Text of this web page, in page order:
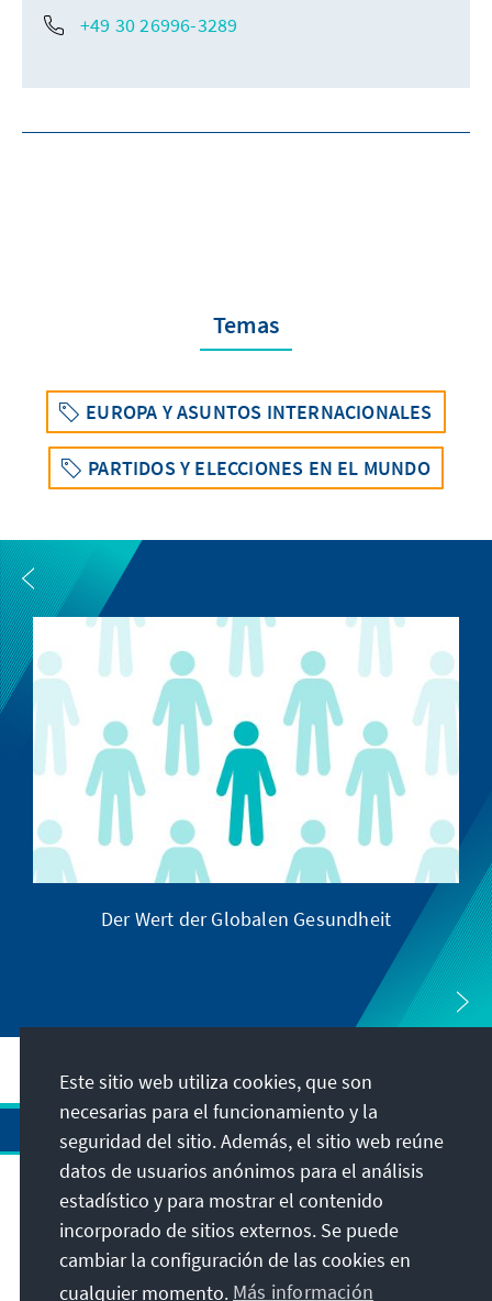
+49 30 26996-3289
Temas
EUROPA Y ASUNTOS INTERNACIONALES
PARTIDOS Y ELECCIONES EN EL MUNDO
Der Wert der Globalen Gesundheit
Dirección
Contacto
Este sitio web utiliza cookies, que son
necesarias para el funcionamiento y la
seguridad del sitio. Además, el sitio web reúne
datos de usuarios anónimos para el análisis
estadístico y para mostrar el contenido
incorporado de sitios externos. Se puede
cambiar la configuración de las cookies en
cualquier momento. Más información